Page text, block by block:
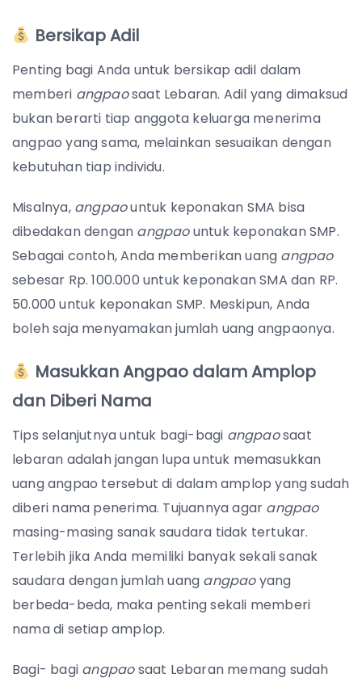
Bersikap Adil
Penting bagi Anda untuk bersikap adil dalam
memberi angpaosaat Lebaran. Adil yang dimaksud
bukan berarti tiap anggota keluarga menerima
angpao yang sama, melainkan sesuaikan dengan
kebutuhan tiap individu.
Misalnya,angpaountuk keponakan SMA bisa
dibedakan dengan angpaountuk keponakan SMP.
Sebagai contoh, Anda memberikan uang angpao
sebesar Rp. 100.000 untuk keponakan SMA dan RP.
50.000 untuk keponakan SMP. Meskipun, Anda
boleh saja menyamakan jumlah uang angpaonya.
Masukkan Angpao dalam Amplop
dan Diberi Nama
Tips selanjutnya untuk bagi-bagi angpaosaat
lebaran adalah jangan lupa untuk memasukkan
uang angpao tersebut di dalam amplop yang sudah
diberi nama penerima. Tujuannya agar angpao
masing-masing sanak saudara tidak tertukar.
Terlebih jika Anda memiliki banyak sekali sanak
saudara dengan jumlah uang angpaoyang
berbeda-beda, maka penting sekali memberi
nama di setiap amplop.
Bagi- bagi angpaosaat Lebaran memang sudah